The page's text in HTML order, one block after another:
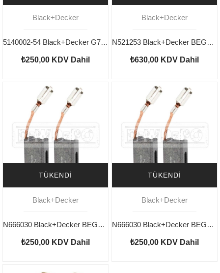
Black+Decker
5140002-54 Black+Decker G720 Şalter
₺250,00 KDV Dahil
Black+Decker
N521253 Black+Decker BEG120 Endüvi
₺630,00 KDV Dahil
TÜKENDI
Black+Decker
N666030 Black+Decker BEG110 Motor Kömürü
₺250,00 KDV Dahil
TÜKENDI
Black+Decker
N666030 Black+Decker BEG120 Motor Kömürü
₺250,00 KDV Dahil